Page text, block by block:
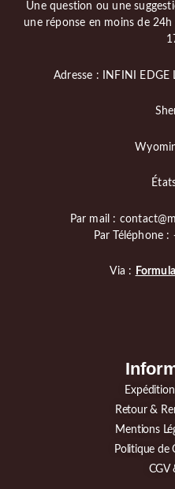
Une question ou une
une réponse en moins de
Adresse : INFINI EDGE
Par mail :
Par Téléphone
Via :
Retour &
Mentions
Politique de
CGV